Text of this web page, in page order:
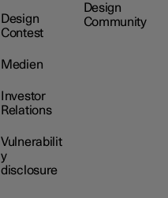
Design
Contest
Medien
Investor
Relations
Vulnerabilit
y
disclosure
Design
Community